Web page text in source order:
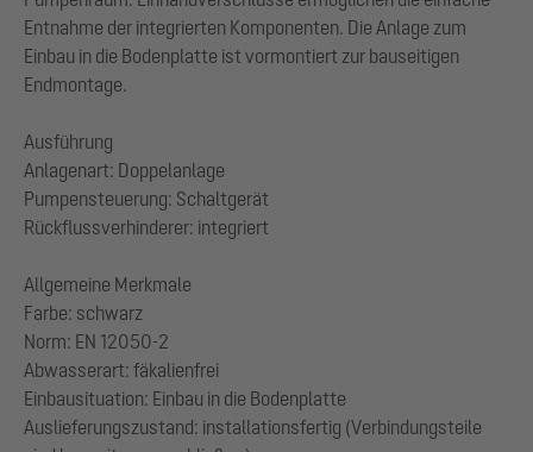
Entnahme der integrierten Komponenten. Die Anlage zum
Einbau in die Bodenplatte ist vormontiert zur bauseitigen
Endmontage.
Ausführung
Anlagenart: Doppelanlage
Pumpensteuerung: Schaltgerät
Rückflussverhinderer: integriert
Allgemeine Merkmale
Farbe: schwarz
Norm: EN 12050-2
Abwasserart: fäkalienfrei
Einbausituation: Einbau in die Bodenplatte
Auslieferungszustand: installationsfertig (Verbindungsteile